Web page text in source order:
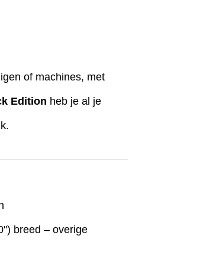
of machines, met
Edition heb je al je
breed – overige